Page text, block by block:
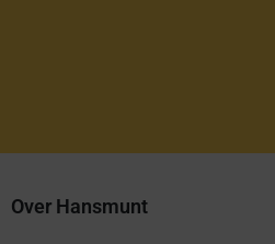
Over Hansmunt